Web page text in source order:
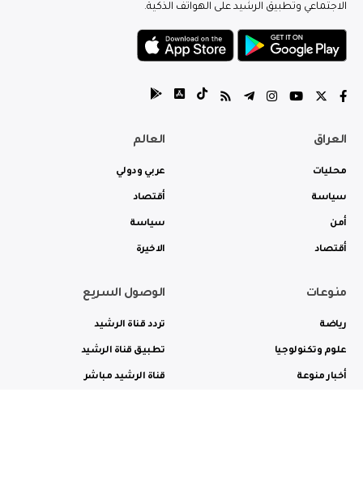
الاجتماعي وتطبيق الرشيد على الهواتف الذكية.
العراق
محليات
سياسة
أمن
أقتصاد
العالم
عربي ودولي
أقتصاد
سياسة
الاخيرة
منوعات
رياضة
علوم وتكنولوجيا
أخبار منوعة
الوصول السريع
تردد قناة الرشيد
تطبيق قناة الرشيد
قناة الرشيد مباشر